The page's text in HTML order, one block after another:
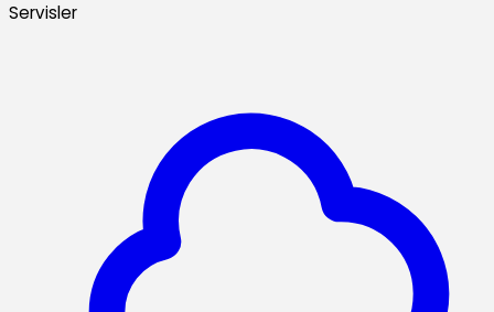
Servisler